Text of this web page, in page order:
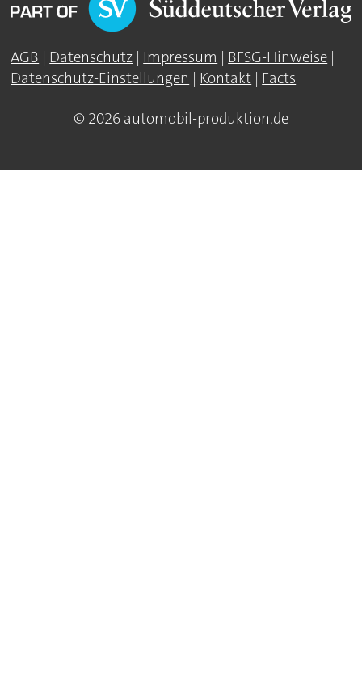
AGB | Datenschutz | Impressum | BFSG-Hinweise |
Datenschutz-Einstellungen | Kontakt | Facts
© 2026 automobil-produktion.de